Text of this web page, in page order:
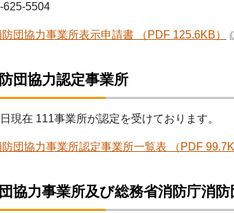
625-5504
団協力事業所表示申請書 （PDF 125.6KB）
団協力認定事業所
現在 111事業所が認定を受けております。
団協力事業所認定事業所一覧表 （PDF
協力事業所及び総務省消防庁消